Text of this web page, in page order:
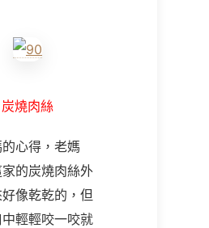
炭燒肉絲
心得，老媽
的炭燒肉絲外
像乾乾的，但
輕輕咬一咬就